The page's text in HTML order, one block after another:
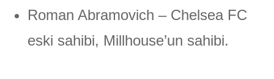
Roman Abramovich – Chelsea FC
eski sahibi, Millhouse’un sahibi.